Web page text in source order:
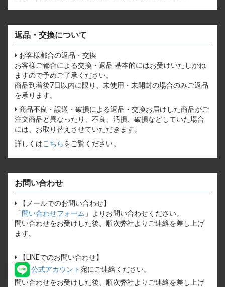
返品・交換について
お客様都合の返品・交換
お客様ご都合による交換・返品 基本的にはお受けいたしかね
ますので予めご了承ください。
商品到着後7日以内に限り、未使用・未開封の場合のみご返品
を承ります。
商品不良・誤送・破損による返品・交換お届けした商品がご
注文商品と異なったり、不良、汚損、破損などしていた場合
には、お取り替えさせていただきます。
詳しくはこちらをご覧ください。
お問い合わせ
【メールでのお問い合わせ】
「 問い合わせフォーム 」よりお問い合わせください。
問い合わせをお受けした後、順次弊社よりご連絡を差し上げ
ます。
【LINEでのお問い合わせ】
公式アカウント宛にご連絡ください。
問い合わせをお受けした後、順次弊社よりご連絡を差し上げ